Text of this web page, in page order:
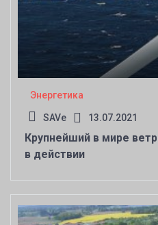
Энергетика
SAVe 13.07.2021
Крупнейший в мире
в действии